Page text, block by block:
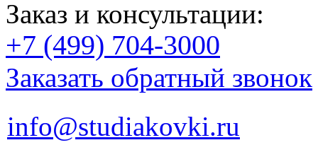
Заказ и консультации:
+7 (499) 704-3000
Заказать обратный звонок
info@studiakovki.ru